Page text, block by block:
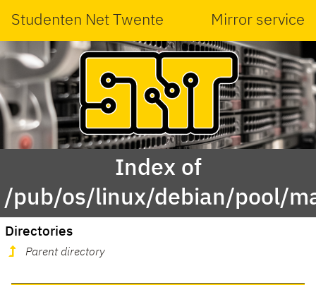
Studenten Net Twente Mirror service
Index of
/pub/os/linux/debian/pool/
Directories
Parent directory